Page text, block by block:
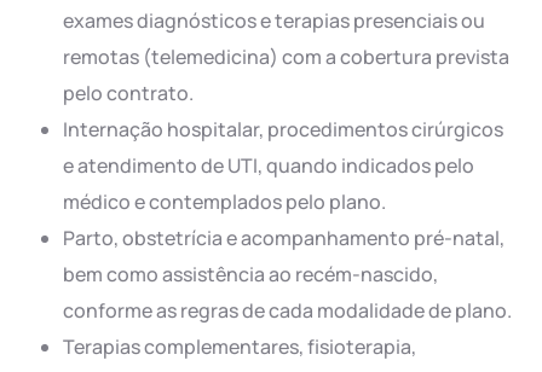
exames diagnósticos e terapias presenciais ou
remotas (telemedicina) com a cobertura prevista
pelo contrato.
Internação hospitalar, procedimentos cirúrgicos
e atendimento de UTI, quando indicados pelo
médico e contemplados pelo plano.
Parto, obstetrícia e acompanhamento pré-natal,
bem como assistência ao recém-nascido,
conforme as regras de cada modalidade de plano.
Terapias complementares, fisioterapia,